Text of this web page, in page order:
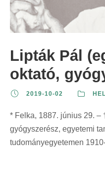
Lipták Pál
oktató,
2019-10-02
* Felka, 1887. június 29. –
gyógyszerész, egyetemi
tudományegyetemen